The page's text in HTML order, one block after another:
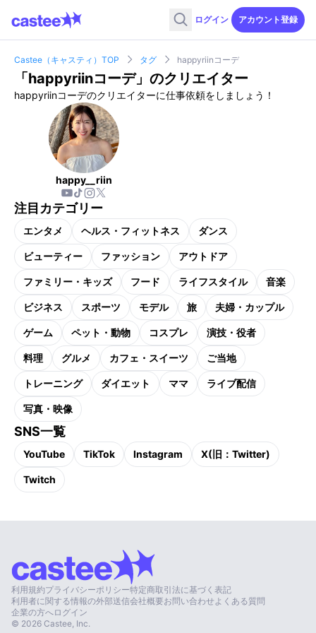
ログイン アカウント登録
Castee（キャスティ）TOP タグ happyriinコーデ
「happyriinコーデ」のクリエイター
happyriinコーデのクリエイターに仕事依頼をしましょう！
happy__riin
注目カテゴリー
エンタメ ヘルス・フィットネス ダンス
ビューティー ファッション アウトドア
ファミリー・キッズ フード ライフスタイル 音楽
ビジネス スポーツ モデル 旅 夫婦・カップル
ゲーム ペット・動物 コスプレ 演技・役者
料理 グルメ カフェ・スイーツ ご当地
トレーニング ダイエット ママ ライブ配信
写真・映像
SNS一覧
YouTube TikTok Instagram X(旧：Twitter)
Twitch
利用規約プライバシーポリシー特定商取引法に基づく表記
利用者に関する情報の外部送信会社概要お問い合わせ よくある質問
企業の方へログイン
© 2026 Castee, Inc.